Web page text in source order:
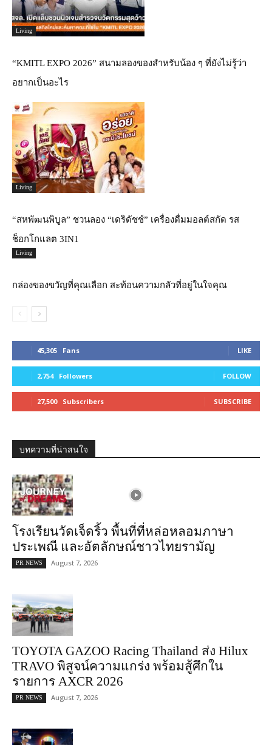
Living
“KMITL EXPO 2026” สนามลองของสำหรับน้อง ๆ ที่ยังไม่รู้ว่า
อยากเป็นอะไร
Living
“สหพัฒนพิบูล” ชวนลอง “เดริดัชช์” เครื่องดื่มมอลต์สกัด รส
ช็อกโกแลต 3IN1
Living
กล่องของขวัญที่คุณเลือก สะท้อนความกลัวที่อยู่ในใจคุณ
45,305 Fans LIKE
2,754 Followers FOLLOW
27,500 Subscribers SUBSCRIBE
บทความที่น่าสนใจ
โรงเรียนวัดเจ็ดริ้ว พื้นที่ที่หล่อหลอมภาษา
ประเพณี และอัตลักษณ์ชาวไทยรามัญ
PR NEWS August 7, 2026
TOYOTA GAZOO Racing Thailand ส่ง Hilux
TRAVO พิสูจน์ความแกร่ง พร้อมสู้ศึกใน
รายการ AXCR 2026
PR NEWS August 7, 2026